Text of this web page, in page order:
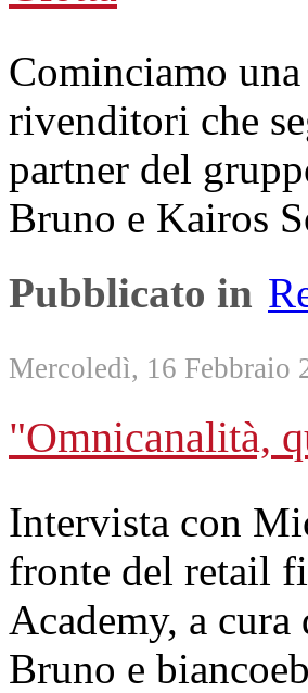
Cominciamo
rivenditori che
partner del
Bruno e Kairos
Pubblicato in
Mercoledì, 16 Febbraio
"Omnicanalità,
Intervista con
fronte del retail
Academy, a
Bruno e